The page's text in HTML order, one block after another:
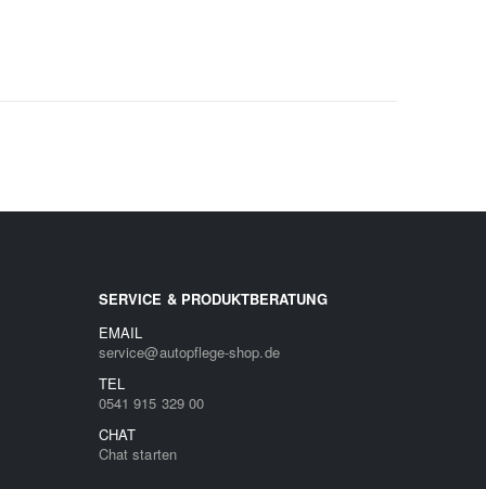
SERVICE & PRODUKTBERATUNG
EMAIL
service@autopflege-shop.de
TEL
0541 915 329 00
CHAT
Chat starten